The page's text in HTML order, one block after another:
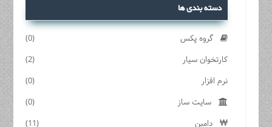
دسته بندی ها
گروه پکس
(0)
کارتخوان سیار
(2)
نرم افزار
(0)
سایت ساز
(0)
دامین
(11)